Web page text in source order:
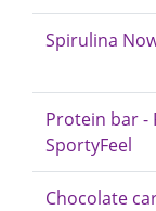
Spirulina
Protein bar -
SportyFeel
Chocolate